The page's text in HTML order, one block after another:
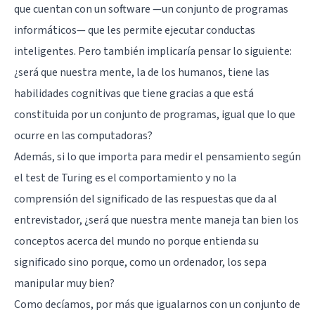
que cuentan con un software —un conjunto de programas
informáticos— que les permite ejecutar conductas
inteligentes. Pero también implicaría pensar lo siguiente:
¿será que nuestra mente, la de los humanos, tiene las
habilidades cognitivas que tiene gracias a que está
constituida por un conjunto de programas, igual que lo que
ocurre en las computadoras?
Además, si lo que importa para medir el pensamiento según
el test de Turing es el comportamiento y no la
comprensión del significado de las respuestas que da al
entrevistador, ¿será que nuestra mente maneja tan bien los
conceptos acerca del mundo no porque entienda su
significado sino porque, como un ordenador, los sepa
manipular muy bien?
Como decíamos, por más que igualarnos con un conjunto de